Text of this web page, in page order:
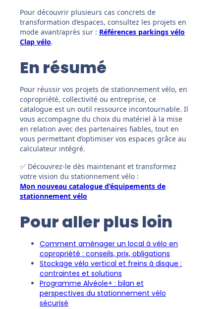
Pour découvrir plusieurs cas concrets de
transformation d’espaces, consultez les projets en
mode avant/après sur : Références parkings vélo
Clap vélo.
En résumé
Pour réussir vos projets de stationnement vélo, en
copropriété, collectivité ou entreprise, ce
catalogue est un outil ressource incontournable. Il
vous accompagne du choix du matériel à la mise
en relation avec des partenaires fiables, tout en
vous permettant d’optimiser vos espaces grâce au
calculateur intégré.
✅ Découvrez-le dès maintenant et transformez
votre vision du stationnement vélo :
Mon nouveau catalogue d’équipements de
stationnement vélo
Pour aller plus loin
Comment aménager un local à vélo en
copropriété : conseils, prix, obligations
Stockage vélo vertical et freins à disque :
contraintes et solutions
Programme Alvéole+ : bilan et
perspectives du stationnement vélo
sécurisé